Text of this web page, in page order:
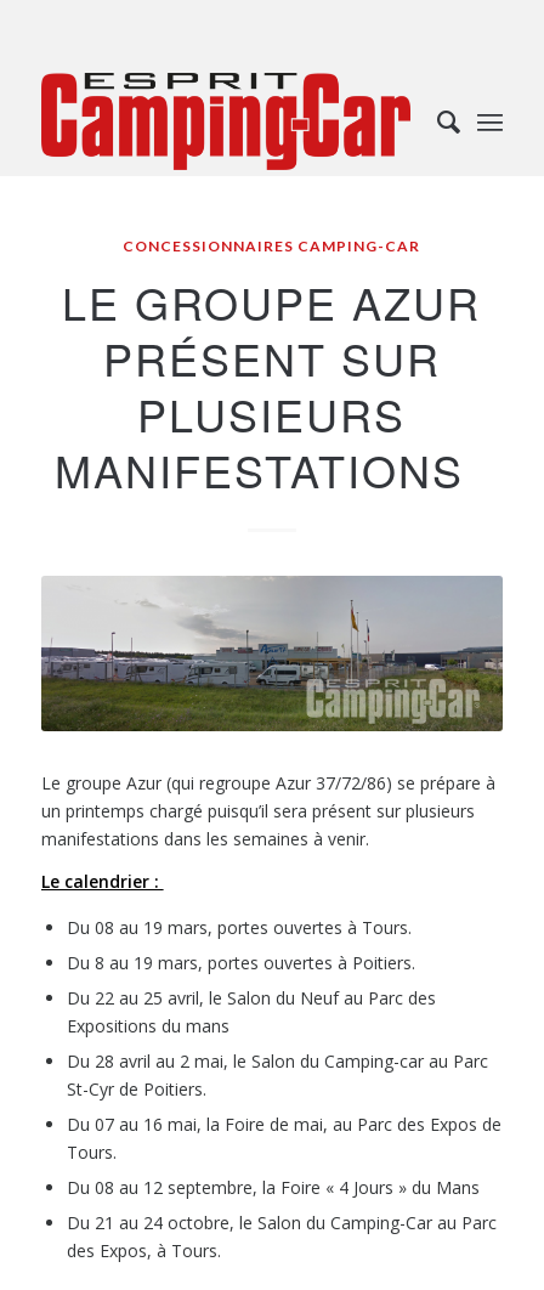
CONCESSIONNAIRES CAMPING-CAR
LE GROUPE AZUR
PRÉSENT SUR
PLUSIEURS
MANIFESTATIONS
Le groupe Azur (qui regroupe Azur 37/72/86) se prépare à
un printemps chargé puisqu’il sera présent sur plusieurs
manifestations dans les semaines à venir.
Le calendrier :
Du 08 au 19 mars, portes ouvertes à Tours.
Du 8 au 19 mars, portes ouvertes à Poitiers.
Du 22 au 25 avril, le Salon du Neuf au Parc des
Expositions du mans
Du 28 avril au 2 mai, le Salon du Camping-car au Parc
St-Cyr de Poitiers.
Du 07 au 16 mai, la Foire de mai, au Parc des Expos de
Tours.
Du 08 au 12 septembre, la Foire « 4 Jours » du Mans
Du 21 au 24 octobre, le Salon du Camping-Car au Parc
des Expos, à Tours.